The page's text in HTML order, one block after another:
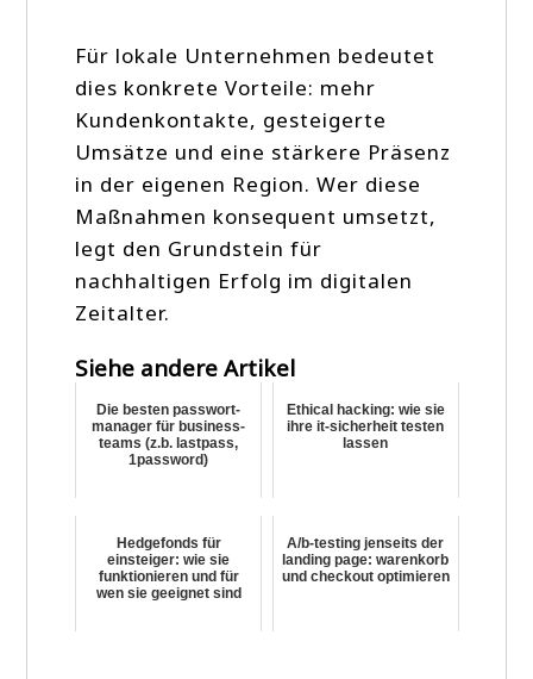
Für lokale Unternehmen bedeutet
dies konkrete Vorteile: mehr
Kundenkontakte, gesteigerte
Umsätze und eine stärkere Präsenz
in der eigenen Region. Wer diese
Maßnahmen konsequent umsetzt,
legt den Grundstein für
nachhaltigen Erfolg im digitalen
Zeitalter.
Siehe andere Artikel
Die besten passwort-
manager für business-
teams (z.b. lastpass,
1password)
Ethical hacking: wie sie
ihre it-sicherheit testen
lassen
Hedgefonds für
einsteiger: wie sie
funktionieren und für
wen sie geeignet sind
A/b-testing jenseits der
landing page: warenkorb
und checkout optimieren